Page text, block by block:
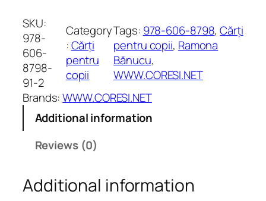
v
e
ș
t
i
p
e
c
e
SKU:
978-
606-
8798-
91-2
Category
:Cărți
pentru
copii
Tags: 978-606-8798, Cărți
pentru copii, Ramona
Bănucu
WWW.CORESI.NET
Brands:WWW.CORESI.NET
Additional information
Reviews (0)
Additional information